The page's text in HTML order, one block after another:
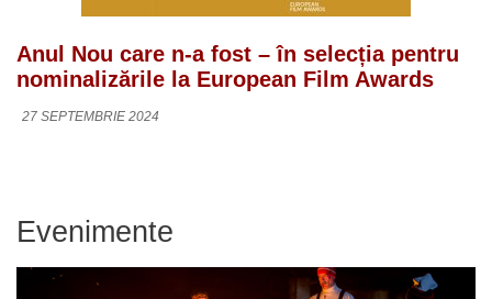
Anul Nou care n-a fost – în selecția pentru
nominalizările la European Film Awards
27 SEPTEMBRIE 2024
Evenimente